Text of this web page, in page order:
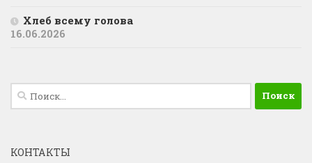
Хлеб всему голова
16.06.2026
Найти:
КОНТАКТЫ